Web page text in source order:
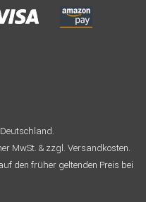
MwSt. & zzgl. Versandkosten.
den früher geltenden Preis bei